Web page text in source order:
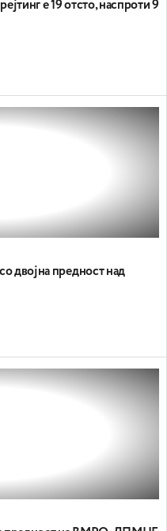
е 19 отсто, наспроти 9
предност над